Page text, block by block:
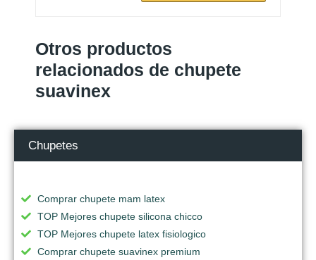
Otros productos
relacionados de chupete
suavinex
Chupetes
Comprar chupete mam latex
TOP Mejores chupete silicona chicco
TOP Mejores chupete latex fisiologico
Comprar chupete suavinex premium